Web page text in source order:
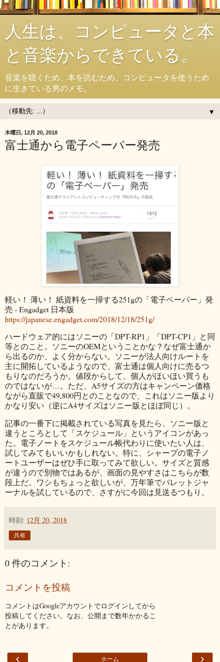
人生は、コンピュータと本
と音楽からできている。
音楽を聴くため、本を読むため、コンピュータを使うため
に生きている男のメモ。
▼
木曜日, 12月 20, 2018
富士通から電子ペーパー発売
軽い！ 薄い！ 紙資料を一掃する251gの「電子ペーパー」発
売 - Engadget 日本版
https://japanese.engadget.com/2018/12/18/251g/
ハードウェア的にはソニーの「DPT-RP1」「DPT-CP1」と同
等とのこと。ソニーのOEMということかな？なぜ富士通か
ら出るのか、よく分からない。ソニーが法人向けルートを
主に開拓しているようなので、富士通は個人向けに売るつ
もりなのだろうか。値段からして、個人がほいほい買うも
のではないが…。ただ、A5サイズの方はキャンペーン価格
ながら直販で49,800円とのことなので、これはソニー版より
かなり安い（逆にA4サイズはソニー版とほぼ同じ）。
記事の一番下に掲載されている写真を見たら、ソニー版と
違うところとして「スケジュール」というアイコンがあっ
た。電子ノートをスケジュール帳代わりに使いたい人は、
試してみてもいいかもしれない。特に、シャープの電子ノ
ートユーザーはぜひ手に取ってみて欲しい。サイズと質感
が違うので別物ではあるが、画面の見やすさはこちらが数
段上だ。ワシもちょっと欲しいが、万年筆でバレットジャ
ーナルを試しているので、さすがに今回は見送るつもり。
時刻: 12月 20, 2018
共有
0 件のコメント:
コメントを投稿
コメントはGoogleアカウントでログインしてから
投稿してください。なお、公開まで数年かかるこ
とがあります。
‹ ›
ホーム